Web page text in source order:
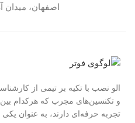
اصفهان، میدان
الو نصب با تکیه بر تیمی از
تجربه حرفه‌ای دارند، به عنوان یکی